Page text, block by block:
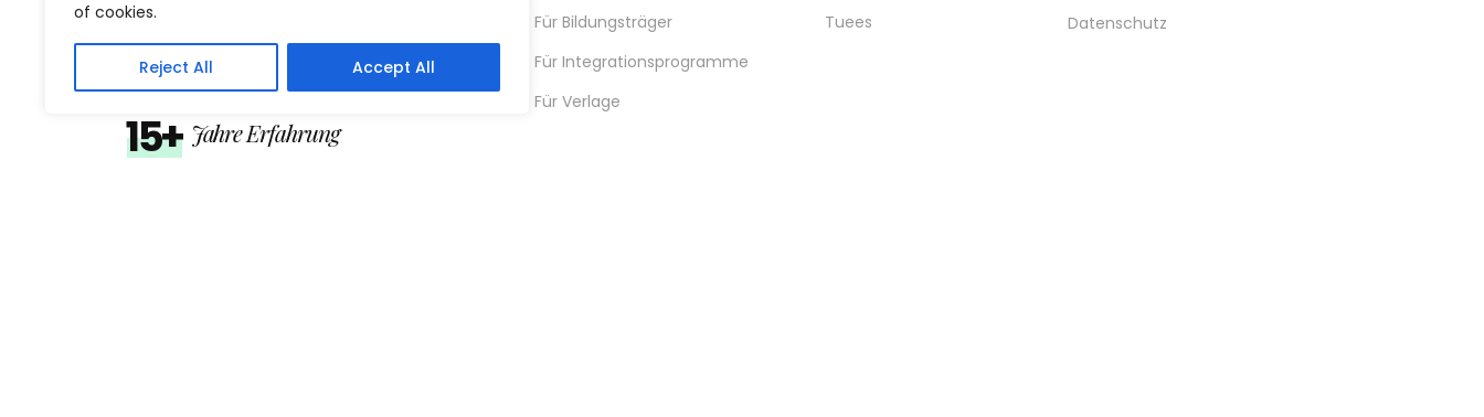
of cookies.
Reject All Accept All
für Sprachlernen, Prüfung und digitale
Kursprozesse. Skalierbar, mehrsprachig und
institutionell einsetzbar.
15+ Jahre Erfahrung
Für Bildungsträger
Für Integrationsprogramme
Für Verlage
Tuees
Datenschutz